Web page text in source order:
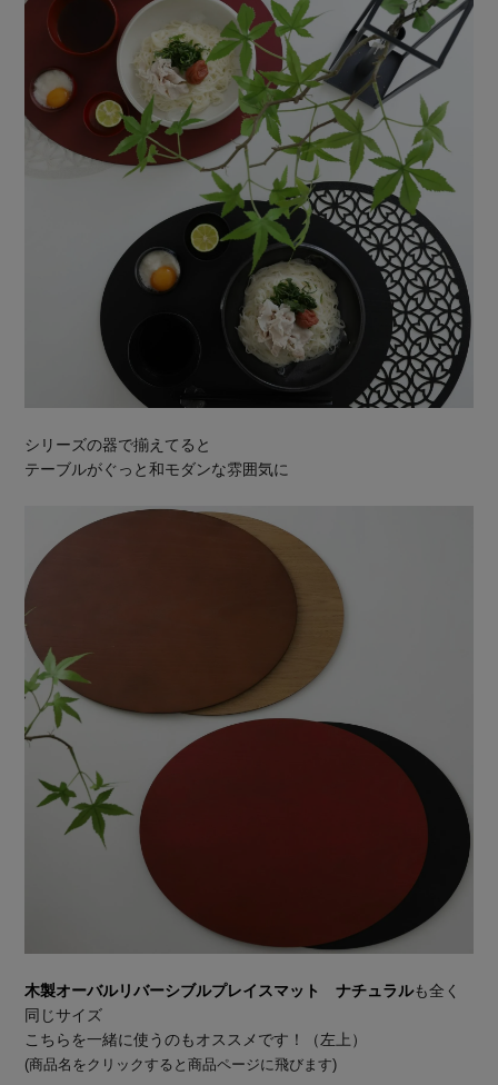
シリーズの器で揃えてると
テーブルがぐっと和モダンな雰囲気に
木製オーバルリバーシブルプレイスマット ナチュラルも全く
同じサイズ
こちらを一緒に使うのもオススメです！（左上）
(商品名をクリックすると商品ページに飛びます)